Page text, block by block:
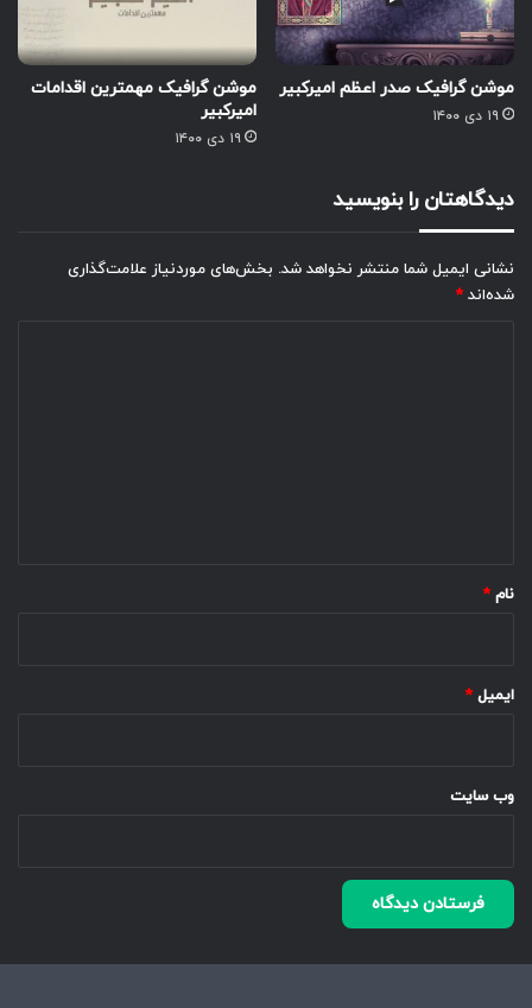
موشن گرافیک صدر اعظم امیرکبیر
۱۹ دی ۱۴۰۰
موشن گرافیک مهمترین اقدامات
امیرکبیر
۱۹ دی ۱۴۰۰
دیدگاهتان را بنویسید
نشانی ایمیل شما منتشر نخواهد شد. بخش‌های موردنیاز علامت‌گذاری
شده‌اند *
نام *
ایمیل *
وب‌ سایت